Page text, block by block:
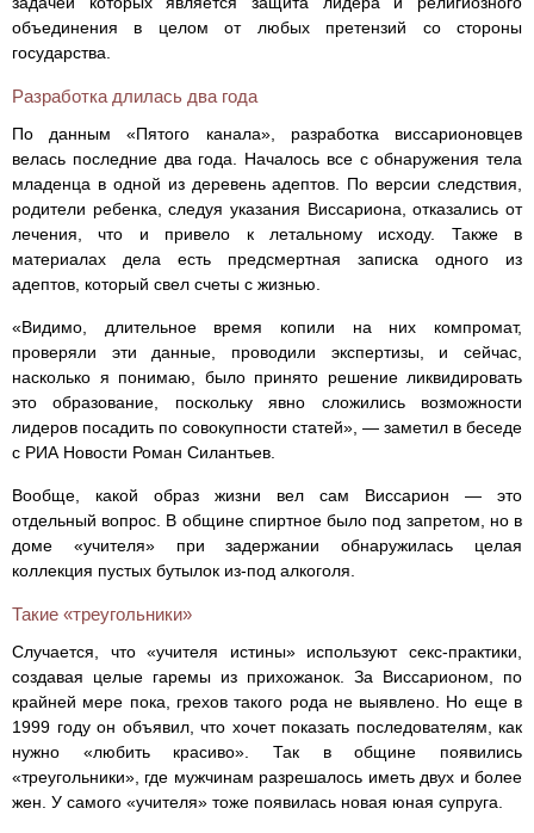
объединения в целом от любых претензий со стороны
государства.
Разработка длилась два года
По данным «Пятого канала», разработка виссарионовцев
велась последние два года. Началось все с обнаружения тела
младенца в одной из деревень адептов. По версии следствия,
родители ребенка, следуя указания Виссариона, отказались от
лечения, что и привело к летальному исходу. Также в
материалах дела есть предсмертная записка одного из
адептов, который свел счеты с жизнью.
«Видимо, длительное время копили на них компромат,
проверяли эти данные, проводили экспертизы, и сейчас,
насколько я понимаю, было принято решение ликвидировать
это образование, поскольку явно сложились возможности
лидеров посадить по совокупности статей», — заметил в беседе
с РИА Новости Роман Силантьев.
Вообще, какой образ жизни вел сам Виссарион — это
отдельный вопрос. В общине спиртное было под запретом, но в
доме «учителя» при задержании обнаружилась целая
коллекция пустых бутылок из-под алкоголя.
Такие «треугольники»
Случается, что «учителя истины» используют секс-практики,
создавая целые гаремы из прихожанок. За Виссарионом, по
крайней мере пока, грехов такого рода не выявлено. Но еще в
1999 году он объявил, что хочет показать последователям, как
нужно «любить красиво». Так в общине появились
«треугольники», где мужчинам разрешалось иметь двух и более
жен. У самого «учителя» тоже появилась новая юная супруга.